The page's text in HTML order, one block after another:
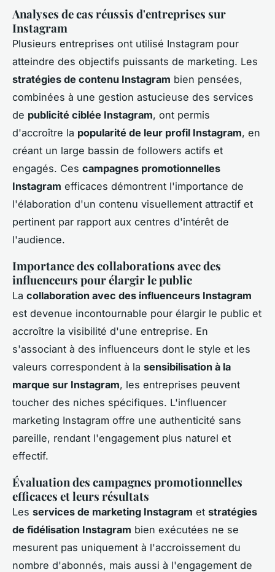
Analyses de cas réussis d'entreprises sur
Instagram
Plusieurs entreprises ont utilisé Instagram pour
atteindre des objectifs puissants de marketing. Les
stratégies de contenu Instagram bien pensées,
combinées à une gestion astucieuse des services
de publicité ciblée Instagram, ont permis
d'accroître la popularité de leur profil Instagram, en
créant un large bassin de followers actifs et
engagés. Ces campagnes promotionnelles
Instagram efficaces démontrent l'importance de
l'élaboration d'un contenu visuellement attractif et
pertinent par rapport aux centres d'intérêt de
l'audience.
Importance des collaborations avec des
influenceurs pour élargir le public
La collaboration avec des influenceurs Instagram
est devenue incontournable pour élargir le public et
accroître la visibilité d'une entreprise. En
s'associant à des influenceurs dont le style et les
valeurs correspondent à la sensibilisation à la
marque sur Instagram, les entreprises peuvent
toucher des niches spécifiques. L'influencer
marketing Instagram offre une authenticité sans
pareille, rendant l'engagement plus naturel et
effectif.
Évaluation des campagnes promotionnelles
efficaces et leurs résultats
Les services de marketing Instagram et stratégies
de fidélisation Instagram bien exécutées ne se
mesurent pas uniquement à l'accroissement du
nombre d'abonnés, mais aussi à l'engagement de